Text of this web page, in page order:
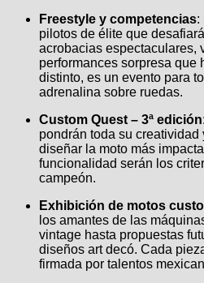
Freestyle y competencias:
pilotos de élite que
acrobacias espectaculares,
performances sorpresa que
distinto, es un evento para
adrenalina sobre ruedas.
Custom Quest – 3ª edición
pondrán toda su
diseñar la moto más
funcionalidad serán los
campeón.
Exhibición de motos
los amantes de las
vintage hasta propuestas
diseños art decó. Cada
firmada por talentos